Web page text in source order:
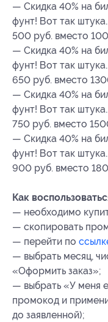
— Скидка 40% на
фунт! Вот так
500 руб. вместо
— Скидка 40% на
фунт! Вот так
650 руб. вместо
— Скидка 40% на
фунт! Вот так
750 руб. вместо
— Скидка 40% на
фунт! Вот так
900 руб. вместо
Как
— необходимо
— скопировать
— перейти по
— выбрать месяц,
«Оформить заказ»;
— выбрать «У меня
промокод и
до заявленной);